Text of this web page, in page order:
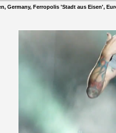
Germany, Ferropolis 'Stadt aus Eisen',